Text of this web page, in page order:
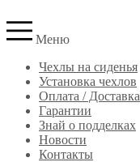
Меню
Чехлы на сиденья
Установка чехлов
Оплата / Доставка
Гарантии
Знай о подделках
Новости
Контакты